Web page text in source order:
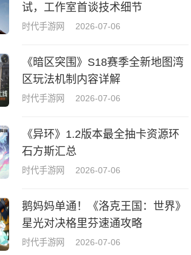
试，工作室首谈技术细节
时代手游网 2026-07-06
《暗区突围》S18赛季全新地图湾
区玩法机制内容详解
时代手游网 2026-07-06
《异环》1.2版本最全抽卡资源环
石方斯汇总
时代手游网 2026-07-06
鹅妈妈单通！《洛克王国：世界》
星光对决格里芬速通攻略
时代手游网 2026-07-06